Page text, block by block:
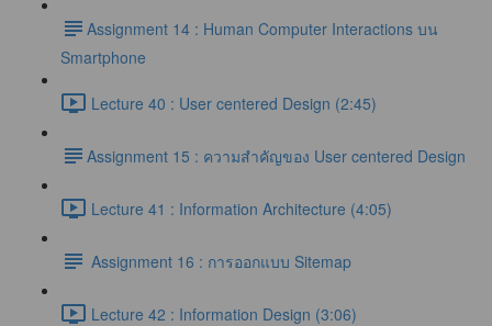
​Assignment 14 : Human Computer Interactions บน
Smartphone
Lecture 40 : User centered Design (2:45)
​Assignment 15 : ความสำคัญของ User centered Design
Lecture 41 : Information Architecture (4:05)
Assignment 16 : การออกแบบ Sitemap
Lecture 42 : Information Design (3:06)